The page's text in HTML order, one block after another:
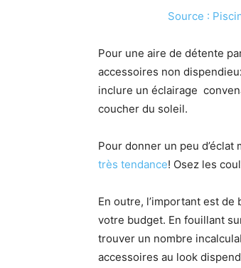
Source :
Pour une aire de détente
accessoires non
inclure un éclairage
coucher du soleil.
Pour donner un peu
très tendance! Osez les
En outre, l’important est
votre budget. En fouillant
trouver un nombre
accessoires au look